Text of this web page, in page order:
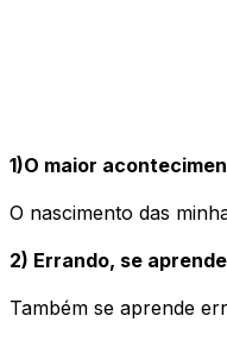
1)O maior
O nascimento das
2) Errando, se
Também se aprende